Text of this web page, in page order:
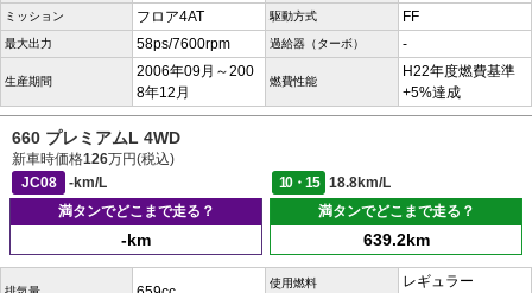
ミッション フロア4AT 駆動方式 FF
最大出力 58ps/7600rpm 過給器（ターボ） -
生産期間
2006年09月～200
8年12月
燃費性能
H22年度燃費基準
+5%達成
660 プレミアムL 4WD
新車時価格126万円(税込)
JC08
-km/L 10・15
18.8km/L
満タンでどこまで走る？
-km
満タンでどこまで走る？
639.2km
使用燃料
レギュラー